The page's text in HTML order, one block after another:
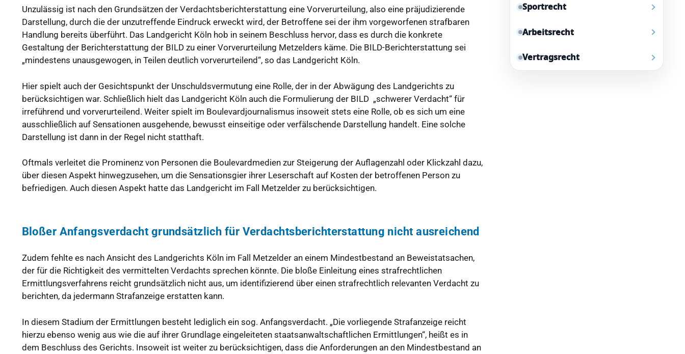
Unzulässig ist nach den Grundsätzen der Verdachtsberichterstattung eine Vorverurteilung, also eine präjudizierende
Darstellung, durch die der unzutreffende Eindruck erweckt wird, der Betroffene sei der ihm vorgeworfenen strafbaren
Handlung bereits überführt. Das Landgericht Köln hob in seinem Beschluss hervor, dass es durch die konkrete
Gestaltung der Berichterstattung der BILD zu einer Vorverurteilung Metzelders käme. Die BILD-Berichterstattung sei
„mindestens unausgewogen, in Teilen deutlich vorverurteilend“, so das Landgericht Köln.
Hier spielt auch der Gesichtspunkt der Unschuldsvermutung eine Rolle, der in der Abwägung des Landgerichts zu
berücksichtigen war. Schließlich hielt das Landgericht Köln auch die Formulierung der BILD „schwerer Verdacht“ für
irreführend und vorverurteilend. Weiter spielt im Boulevardjournalismus insoweit stets eine Rolle, ob es sich um eine
ausschließlich auf Sensationen ausgehende, bewusst einseitige oder verfälschende Darstellung handelt. Eine solche
Darstellung ist dann in der Regel nicht statthaft.
Oftmals verleitet die Prominenz von Personen die Boulevardmedien zur Steigerung der Auflagenzahl oder Klickzahl dazu,
über diesen Aspekt hinwegzusehen, um die Sensationsgier ihrer Leserschaft auf Kosten der betroffenen Person zu
befriedigen. Auch diesen Aspekt hatte das Landgericht im Fall Metzelder zu berücksichtigen.
Bloßer Anfangsverdacht grundsätzlich für Verdachtsberichterstattung nicht ausreichend
Zudem fehlte es nach Ansicht des Landgerichts Köln im Fall Metzelder an einem Mindestbestand an Beweistatsachen,
der für die Richtigkeit des vermittelten Verdachts sprechen könnte. Die bloße Einleitung eines strafrechtlichen
Ermittlungsverfahrens reicht grundsätzlich nicht aus, um identifizierend über einen strafrechtlich relevanten Verdacht zu
berichten, da jedermann Strafanzeige erstatten kann.
In diesem Stadium der Ermittlungen besteht lediglich ein sog. Anfangsverdacht. „Die vorliegende Strafanzeige reicht
hierzu ebenso wenig aus wie die auf ihrer Grundlage eingeleiteten staatsanwaltschaftlichen Ermittlungen“, heißt es in
dem Beschluss des Gerichts. Insoweit ist weiter zu berücksichtigen, dass die Anforderungen an den Mindestbestand an
Sportrecht
Arbeitsrecht
Vertragsrecht